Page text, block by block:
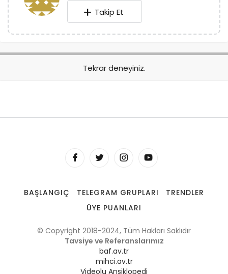
Takip Et
Tekrar deneyiniz.
BAŞLANGIÇ TELEGRAM GRUPLARI
TRENDLER
ÜYE PUANLARI
© Copyright 2018-2024, Tüm Hakları Saklıdır
Tavsiye ve Referanslarımız
baf.av.tr
mihci.av.tr
Videolu Ansiklopedi